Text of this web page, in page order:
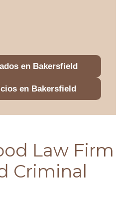
en Bakersfield
en Bakersfield
Law Firm
Criminal